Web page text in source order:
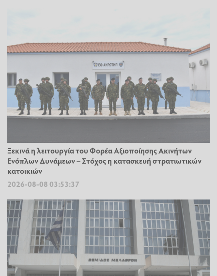
Ξεκινά η λειτουργία του Φορέα Αξιοποίησης Ακινήτων
Ενόπλων Δυνάμεων – Στόχος η κατασκευή στρατιωτικών
κατοικιών
2026-08-08 03:53:37